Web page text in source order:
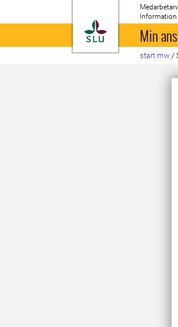
Till startsida
Min
start mw /